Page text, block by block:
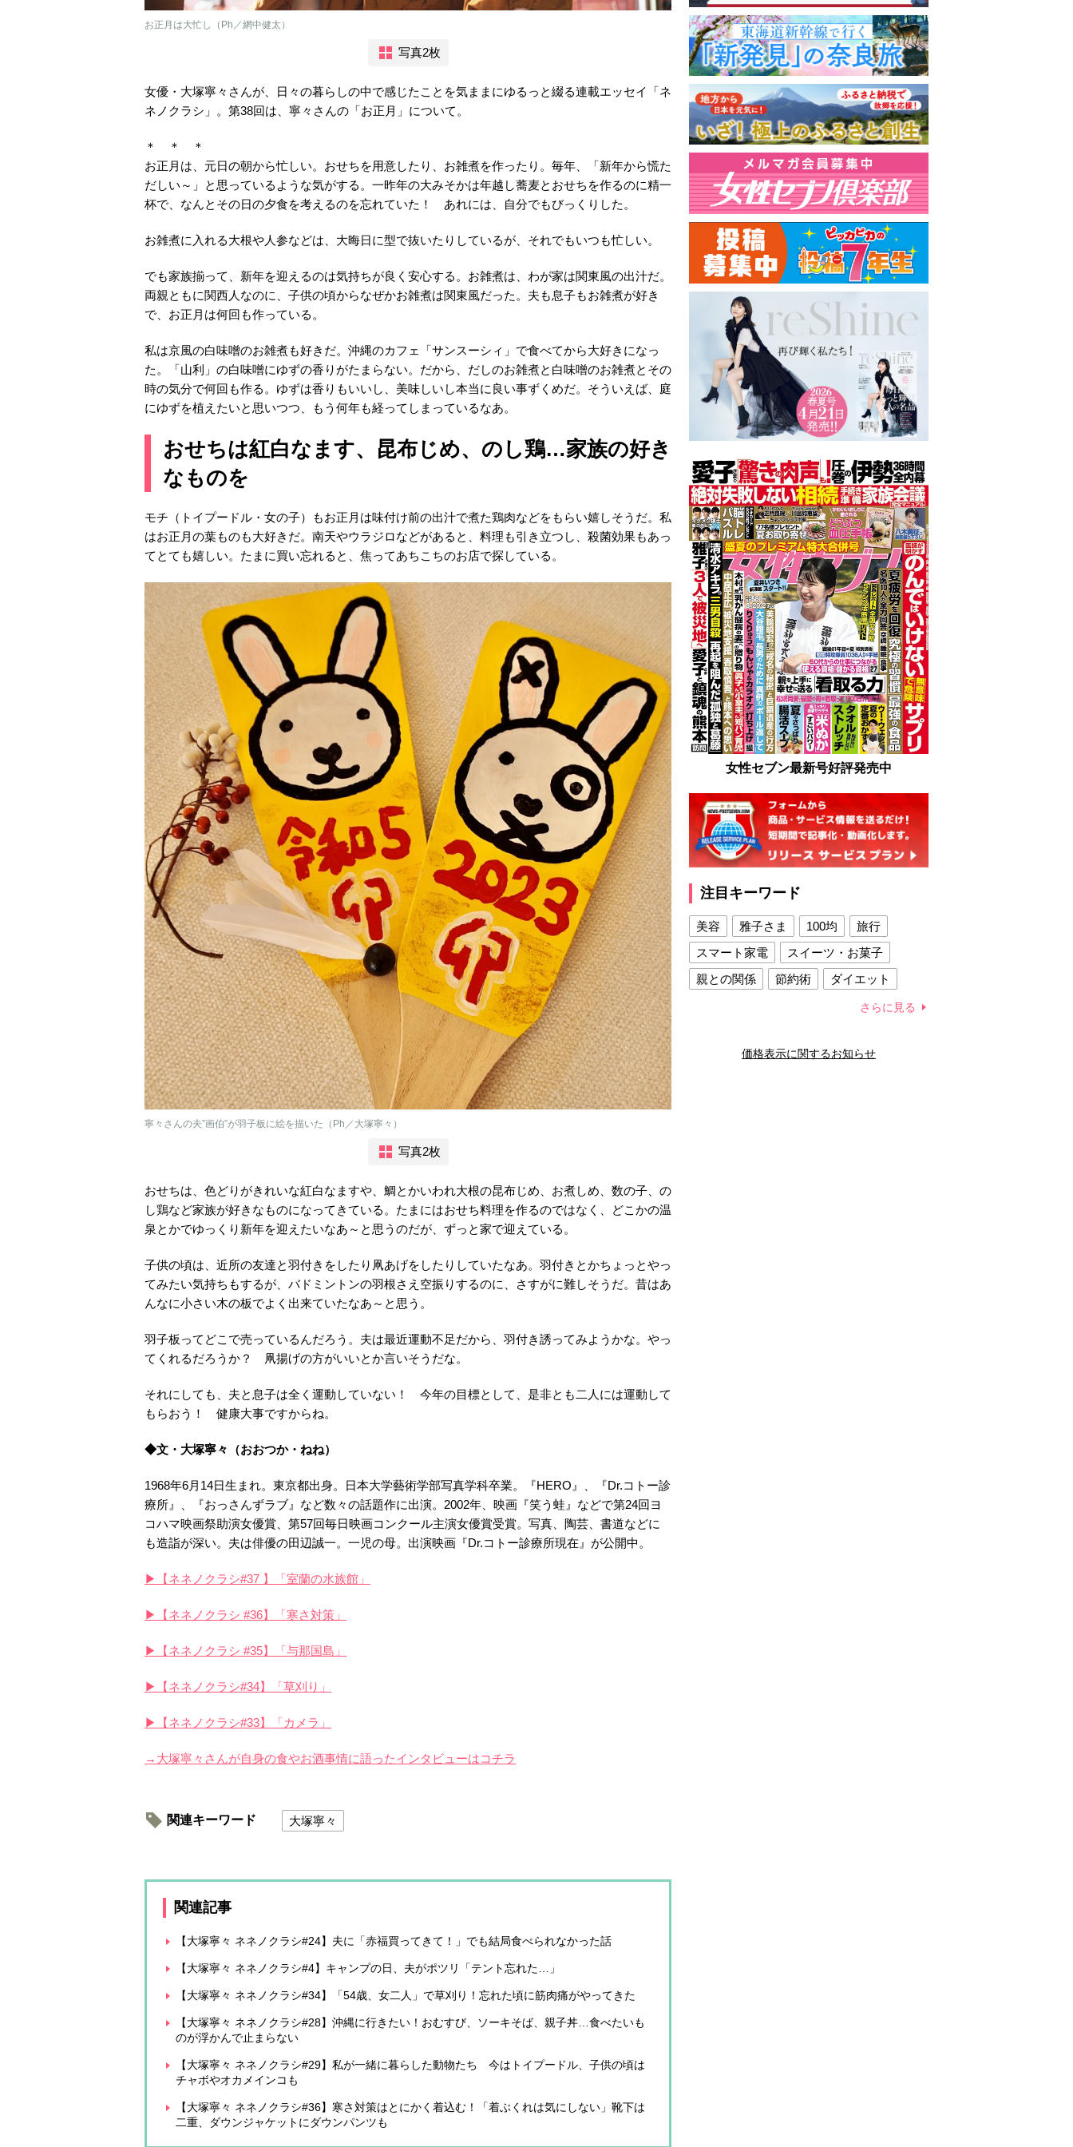
お正月は大忙し（Ph／網中健太）
写真2枚
女優・大塚寧々さんが、日々の暮らしの中で感じたことを気ままにゆるっと綴る連載エッセイ「ネ
ネノクラシ」。第38回は、寧々さんの「お正月」について。
＊ ＊ ＊
お正月は、元日の朝から忙しい。おせちを用意したり、お雑煮を作ったり。毎年、「新年から慌た
だしい～」と思っているような気がする。一昨年の大みそかは年越し蕎麦とおせちを作るのに精一
杯で、なんとその日の夕食を考えるのを忘れていた！ あれには、自分でもびっくりした。
お雑煮に入れる大根や人参などは、大晦日に型で抜いたりしているが、それでもいつも忙しい。
でも家族揃って、新年を迎えるのは気持ちが良く安心する。お雑煮は、わが家は関東風の出汁だ。
両親ともに関西人なのに、子供の頃からなぜかお雑煮は関東風だった。夫も息子もお雑煮が好き
で、お正月は何回も作っている。
私は京風の白味噌のお雑煮も好きだ。沖縄のカフェ「サンスーシィ」で食べてから大好きになっ
た。「山利」の白味噌にゆずの香りがたまらない。だから、だしのお雑煮と白味噌のお雑煮とその
時の気分で何回も作る。ゆずは香りもいいし、美味しいし本当に良い事ずくめだ。そういえば、庭
にゆずを植えたいと思いつつ、もう何年も経ってしまっているなあ。
おせちは紅白なます、昆布じめ、のし鶏…家族の好き
なものを
モチ（トイプードル・女の子）もお正月は味付け前の出汁で煮た鶏肉などをもらい嬉しそうだ。私
はお正月の葉ものも大好きだ。南天やウラジロなどがあると、料理も引き立つし、殺菌効果もあっ
てとても嬉しい。たまに買い忘れると、焦ってあちこちのお店で探している。
寧々さんの夫”画伯”が羽子板に絵を描いた（Ph／大塚寧々）
写真2枚
おせちは、色どりがきれいな紅白なますや、鯛とかいわれ大根の昆布じめ、お煮しめ、数の子、の
し鶏など家族が好きなものになってきている。たまにはおせち料理を作るのではなく、どこかの温
泉とかでゆっくり新年を迎えたいなあ～と思うのだが、ずっと家で迎えている。
子供の頃は、近所の友達と羽付きをしたり凧あげをしたりしていたなあ。羽付きとかちょっとやっ
てみたい気持ちもするが、バドミントンの羽根さえ空振りするのに、さすがに難しそうだ。昔はあ
んなに小さい木の板でよく出来ていたなあ～と思う。
羽子板ってどこで売っているんだろう。夫は最近運動不足だから、羽付き誘ってみようかな。やっ
てくれるだろうか？ 凧揚げの方がいいとか言いそうだな。
それにしても、夫と息子は全く運動していない！ 今年の目標として、是非とも二人には運動して
もらおう！ 健康大事ですからね。
◆文・大塚寧々（おおつか・ねね）
1968年6月14日生まれ。東京都出身。日本大学藝術学部写真学科卒業。『HERO』、『Dr.コトー診
療所』、『おっさんずラブ』など数々の話題作に出演。2002年、映画『笑う蛙』などで第24回ヨ
コハマ映画祭助演女優賞、第57回毎日映画コンクール主演女優賞受賞。写真、陶芸、書道などに
も造詣が深い。夫は俳優の田辺誠一。一児の母。出演映画『Dr.コトー診療所現在』が公開中。
▶【ネネノクラシ#37 】「室蘭の水族館」
▶【ネネノクラシ #36】「寒さ対策」
▶【ネネノクラシ #35】「与那国島」
▶【ネネノクラシ#34】「草刈り」
▶【ネネノクラシ#33】「カメラ」
→大塚寧々さんが自身の食やお酒事情に語ったインタビューはコチラ
関連キーワード 大塚寧々
関連記事
【大塚寧々 ネネノクラシ#24】夫に「赤福買ってきて！」でも結局食べられなかった話
【大塚寧々 ネネノクラシ#4】キャンプの日、夫がポツリ「テント忘れた…」
【大塚寧々 ネネノクラシ#34】「54歳、女二人」で草刈り！忘れた頃に筋肉痛がやってきた
【大塚寧々 ネネノクラシ#28】沖縄に行きたい！おむすび、ソーキそば、親子丼…食べたいも
のが浮かんで止まらない
【大塚寧々 ネネノクラシ#29】私が一緒に暮らした動物たち 今はトイプードル、子供の頃は
チャボやオカメインコも
【大塚寧々 ネネノクラシ#36】寒さ対策はとにかく着込む！「着ぶくれは気にしない」靴下は
二重、ダウンジャケットにダウンパンツも
女性セブン最新号好評発売中
注目キーワード
美容 雅子さま 100均
旅行
スマート家電
スイーツ・お菓子
親との関係
節約術
ダイエット
夫との関係
新津春子 どか食い
さらに見る
価格表示に関するお知らせ